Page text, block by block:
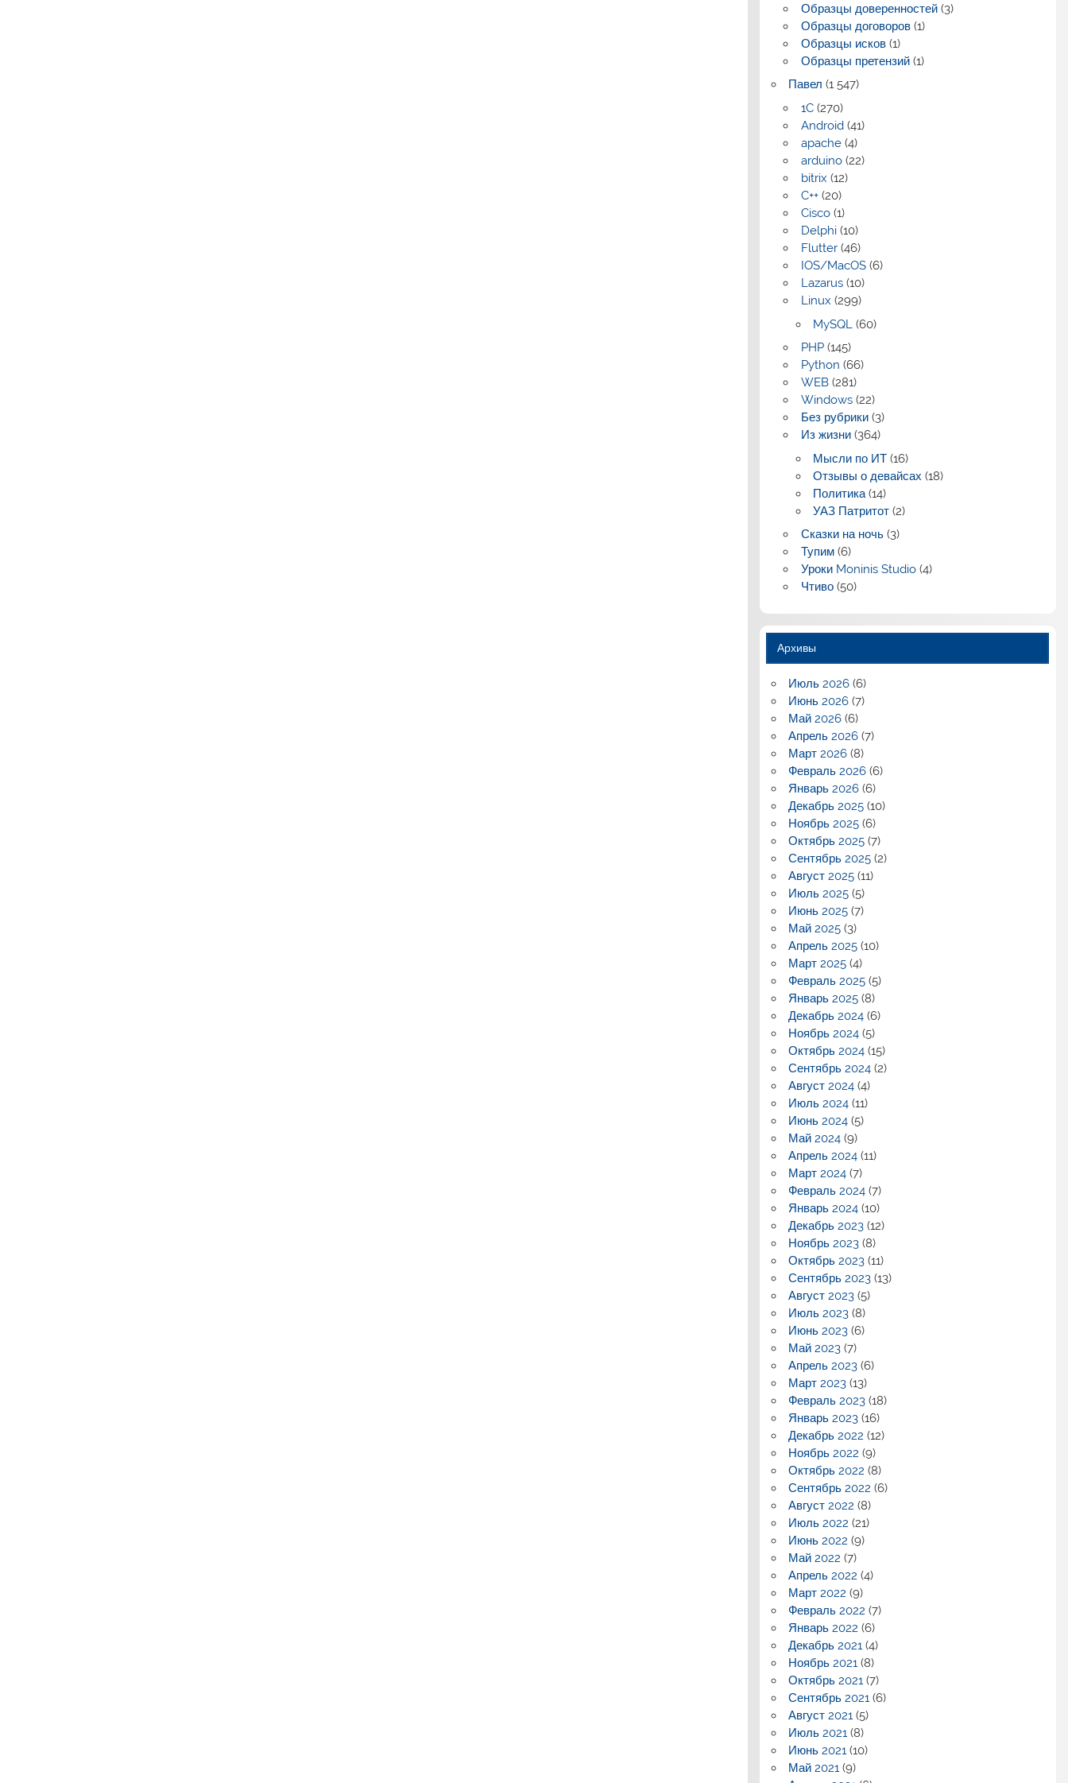
Образцы доверенностей(3)
Образцы договоров(1)
Образцы исков(1)
Образцы претензий(1)
Павел (1 547)
1C(270)
Android(41)
apache(4)
arduino(22)
bitrix (12)
C++(20)
Cisco(1)
Delphi(10)
Flutter(46)
IOS/MacOS(6)
Lazarus(10)
Linux (299)
MySQL(60)
PHP(145)
Python (66)
WEB(281)
Windows(22)
Без рубрики(3)
Из жизни(364)
Мысли по ИТ(16)
Отзывы о девайсах (18)
Политика(14)
УАЗ Патритот(2)
Сказки на ночь(3)
Тупим(6)
Уроки Moninis Studio(4)
Чтиво(50)
Архивы
Июль 2026 (6)
Июнь 2026 (7)
Май 2026 (6)
Апрель 2026 (7)
Март 2026 (8)
Февраль 2026 (6)
Январь 2026 (6)
Декабрь 2025 (10)
Ноябрь 2025 (6)
Октябрь 2025 (7)
Сентябрь 2025 (2)
Август 2025 (11)
Июль 2025 (5)
Июнь 2025 (7)
Май 2025 (3)
Апрель 2025 (10)
Март 2025 (4)
Февраль 2025 (5)
Январь 2025 (8)
Декабрь 2024 (6)
Ноябрь 2024 (5)
Октябрь 2024 (15)
Сентябрь 2024 (2)
Август 2024 (4)
Июль 2024 (11)
Июнь 2024 (5)
Май 2024 (9)
Апрель 2024 (11)
Март 2024 (7)
Февраль 2024 (7)
Январь 2024 (10)
Декабрь 2023 (12)
Ноябрь 2023 (8)
Октябрь 2023 (11)
Сентябрь 2023 (13)
Август 2023 (5)
Июль 2023 (8)
Июнь 2023 (6)
Май 2023 (7)
Апрель 2023 (6)
Март 2023 (13)
Февраль 2023 (18)
Январь 2023 (16)
Декабрь 2022 (12)
Ноябрь 2022 (9)
Октябрь 2022 (8)
Сентябрь 2022 (6)
Август 2022 (8)
Июль 2022 (21)
Июнь 2022 (9)
Май 2022 (7)
Апрель 2022 (4)
Март 2022 (9)
Февраль 2022 (7)
Январь 2022 (6)
Декабрь 2021 (4)
Ноябрь 2021 (8)
Октябрь 2021 (7)
Сентябрь 2021 (6)
Август 2021 (5)
Июль 2021 (8)
Июнь 2021 (10)
Май 2021 (9)